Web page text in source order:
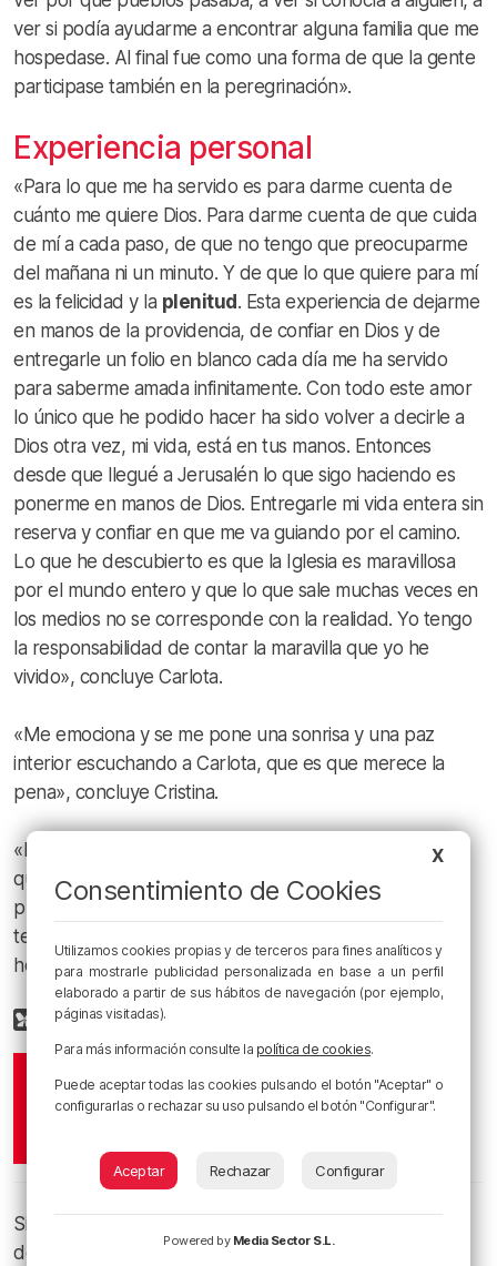
ver si podía ayudarme a encontrar alguna familia que me
hospedase. Al final fue como una forma de que la gente
participase también en la peregrinación».
Experiencia personal
«Para lo que me ha servido es para darme cuenta de
cuánto me quiere Dios. Para darme cuenta de que cuida
de mí a cada paso, de que no tengo que preocuparme
del mañana ni un minuto. Y de que lo que quiere para mí
es la felicidad y la plenitud . Esta experiencia de dejarme
en manos de la providencia, de confiar en Dios y de
entregarle un folio en blanco cada día me ha servido
para saberme amada infinitamente. Con todo este amor
lo único que he podido hacer ha sido volver a decirle a
Dios otra vez, mi vida, está en tus manos. Entonces
desde que llegué a Jerusalén lo que sigo haciendo es
ponerme en manos de Dios. Entregarle mi vida entera sin
reserva y confiar en que me va guiando por el camino.
Lo que he descubierto es que la Iglesia es maravillosa
por el mundo entero y que lo que sale muchas veces en
los medios no se corresponde con la realidad. Yo tengo
la responsabilidad de contar la maravilla que yo he
vivido», concluye Carlota.
«Me emociona y se me pone una sonrisa y una paz
interior escuchando a Carlota, que es que merece la
pena», concluye Cristina.
«Es bueno que tengamos la oportunidad el miércoles
que viene de escuchar a Carlota. Debido a la afluencia
prevista, es necesaria inscripción previa, a través del
teléfono 639159222 o en el correo:
hospitalidadvizcaina@gmail.com», concluye Ana.
Si te gusta
de podcast:
X
Consentimiento de Cookies
Utilizamos cookies propias y de terceros para fines analíticos y
para mostrarle publicidad personalizada en base a un perfil
elaborado a partir de sus hábitos de navegación (por ejemplo,
páginas visitadas).
Para más información consulte la política de cookies.
Puede aceptar todas las cookies pulsando el botón "Aceptar" o
configurarlas o rechazar su uso pulsando el botón "Configurar".
Aceptar Rechazar Configurar
Powered by Media Sector S.L.